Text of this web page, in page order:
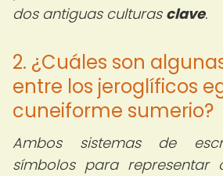
dos antiguas culturas clave.
2. ¿Cuáles son
entre los jeroglíficos
cuneiforme sumerio?
Ambos sistemas de
símbolos para representar